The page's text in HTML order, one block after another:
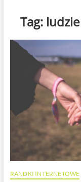
Tag:
RANDKI INTERNETOWE